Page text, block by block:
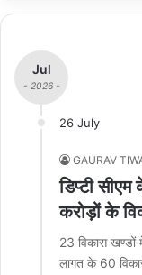
Jul
- 2026 -
26 July
GAURAV
डिप्टी
करोड़ों के
23 विकास खण्डों
लागत के 60